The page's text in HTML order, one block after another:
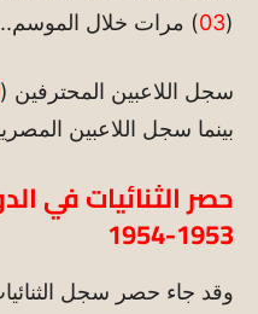
(
03) مرات خلال الموسم..
سجل اللاعبين المحترفين (
بينما سجل اللاعبين
حصر الثنائيات في
1953-1954
وقد جاء حصر سجل